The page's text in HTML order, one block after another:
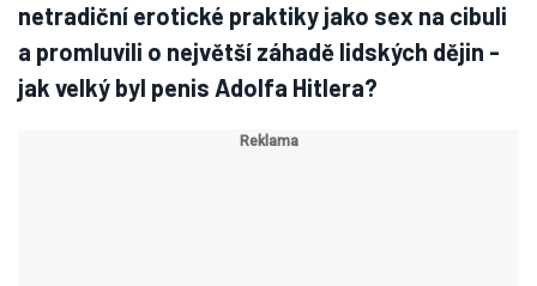
netradiční erotické praktiky jako sex na cibuli
a promluvili o největší záhadě lidských dějin -
jak velký byl penis Adolfa Hitlera?